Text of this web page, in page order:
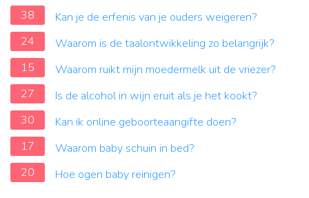
38
Kan je de erfenis van je ouders weigeren?
24
Waarom is de taalontwikkeling zo belangrijk?
15
Waarom ruikt mijn moedermelk uit de vriezer?
27
Is de alcohol in wijn eruit als je het kookt?
30
Kan ik online geboorteaangifte doen?
17
Waarom baby schuin in bed?
20
Hoe ogen baby reinigen?